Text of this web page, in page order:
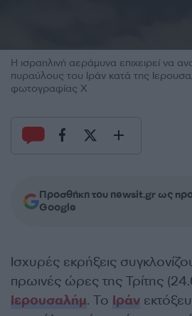
Η ισραηλινή αεράμυνα επιχειρεί να
πυραύλους του Ιράν κατά της
φωτογραφίας Χ
Προσθήκη του newsit.gr ως
Google
Ισχυρές εκρήξεις
πρωινές ώρες της Τρίτης
Ιερουσαλήμ. Το Ιράν